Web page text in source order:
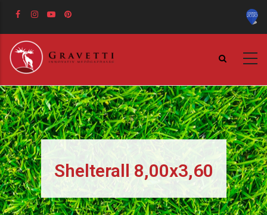
tartalomra
Shelterall 8,00x3,60